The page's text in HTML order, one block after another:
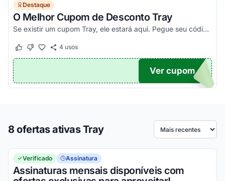
Destaque
O Melhor Cupom de Desconto Tray
Se existir um cupom Tray, ele estará aqui. Pegue seu código promocional e confira agora!
Este cupom funcionou
Este cupom não funcionou
4 usos
DIGO
Ver cupom
8 ofertas ativas Tray Ordenar por
Verificado Assinatura
Assinaturas mensais disponíveis com